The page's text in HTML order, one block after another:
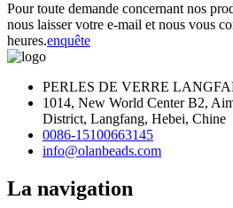
Pour toute demande concernant nos
nous laisser votre e-mail et nous vous
heures.enquête
PERLES DE VERRE
1014, New World Center B2,
District, Langfang, Hebei, Chine
0086-15100663145
info@olanbeads.com
La navigation